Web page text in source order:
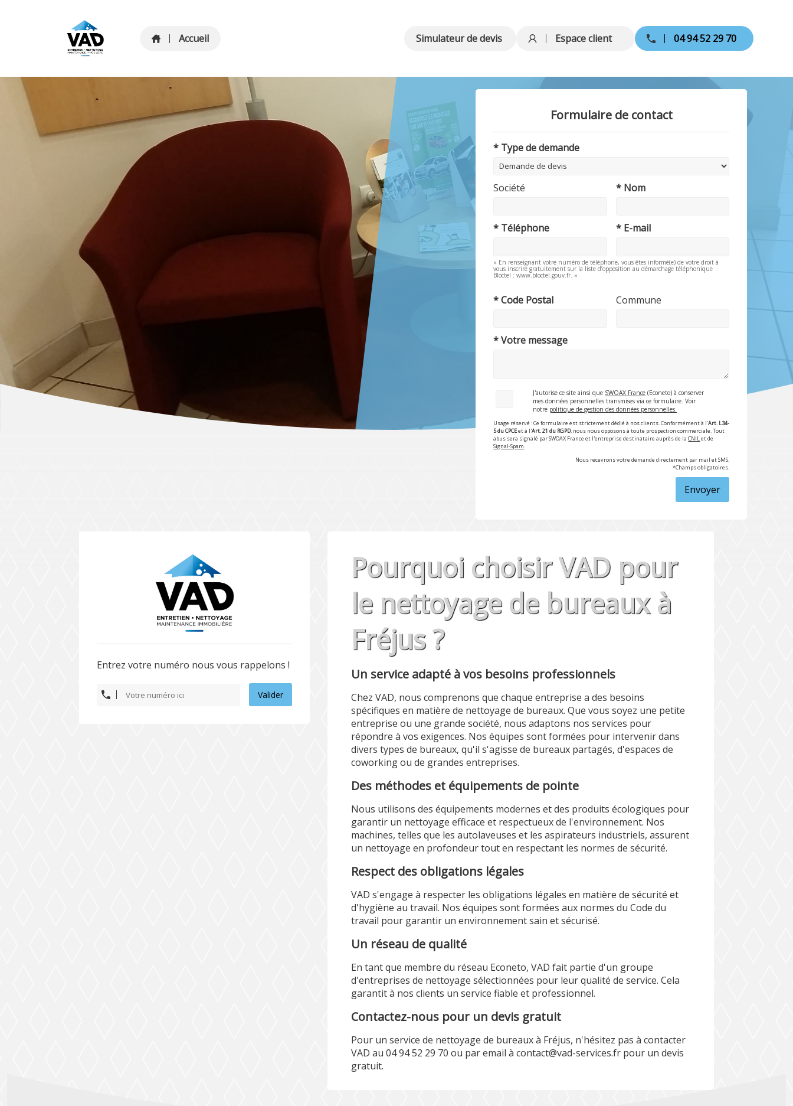
Accueil Simulateur de devis Espace client 04 94 52 29 70
Formulaire de contact
* Type de demande
Société * Nom
* Téléphone * E-mail
« En renseignant votre numéro de téléphone, vous êtes informé(e) de votre droit à
vous inscrire gratuitement sur la liste d’opposition au démarchage téléphonique
Bloctel : www.bloctel.gouv.fr. »
* Code Postal Commune
* Votre message
J'autorise ce site ainsi que SWOAX France (Econeto) à conserver
mes données personnelles transmises via ce formulaire. Voir
notre politique de gestion des données personnelles.
Usage réservé : Ce formulaire est strictement dédié à nos clients. Conformément à l'Art. L34-
5 du CPCEet à l'Art. 21 du RGPD, nous nous opposons à toute prospection commerciale. Tout
abus sera signalé par SWOAX France et l'entreprise destinataire auprès de laCNILet de
Signal-Spam.
Nous recevrons votre demande directement par mail et SMS.
*Champs obligatoires.
Envoyer
Entrez votre numéro nous vous rappelons !
Valider
Pourquoi choisir VAD pour
le nettoyage de bureaux à
Fréjus ?
Un service adapté à vos besoins professionnels
Chez VAD, nous comprenons que chaque entreprise a des besoins
spécifiques en matière de nettoyage de bureaux. Que vous soyez une petite
entreprise ou une grande société, nous adaptons nos services pour
répondre à vos exigences. Nos équipes sont formées pour intervenir dans
divers types de bureaux, qu'il s'agisse de bureaux partagés, d'espaces de
coworking ou de grandes entreprises.
Des méthodes et équipements de pointe
Nous utilisons des équipements modernes et des produits écologiques pour
garantir un nettoyage efficace et respectueux de l'environnement. Nos
machines, telles que les autolaveuses et les aspirateurs industriels, assurent
un nettoyage en profondeur tout en respectant les normes de sécurité.
Respect des obligations légales
VAD s'engage à respecter les obligations légales en matière de sécurité et
d'hygiène au travail. Nos équipes sont formées aux normes du Code du
travail pour garantir un environnement sain et sécurisé.
Un réseau de qualité
En tant que membre du réseau Econeto, VAD fait partie d'un groupe
d'entreprises de nettoyage sélectionnées pour leur qualité de service. Cela
garantit à nos clients un service fiable et professionnel.
Contactez-nous pour un devis gratuit
Pour un service de nettoyage de bureaux à Fréjus, n'hésitez pas à contacter
VAD au 04 94 52 29 70 ou par email à contact@vad-services.fr pour un devis
gratuit.